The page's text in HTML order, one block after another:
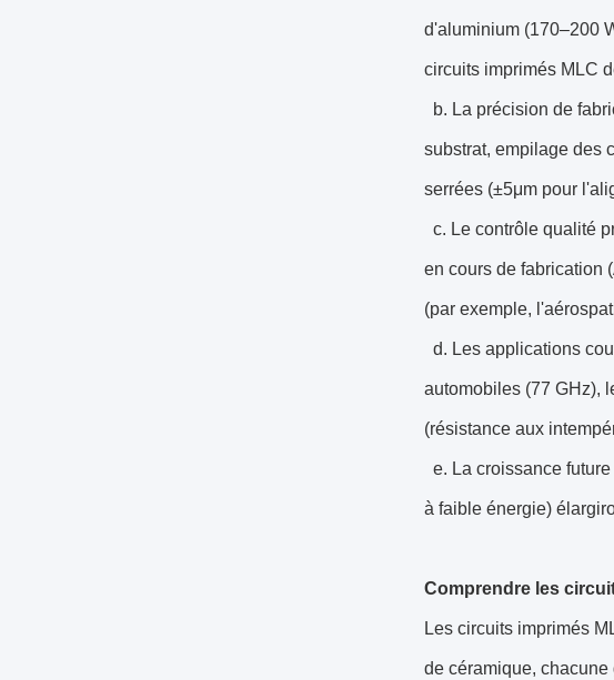
d'aluminium (170–200
circuits imprimés MLC
b. La précision de
substrat, empilage des
serrées (±5μm pour
c. Le contrôle qualité
en cours de fabrication
(par exemple,
d. Les applications
automobiles (77 GHz),
(résistance aux
e. La croissance
à faible énergie)
Comprendre les
Les circuits imprimés
de céramique,